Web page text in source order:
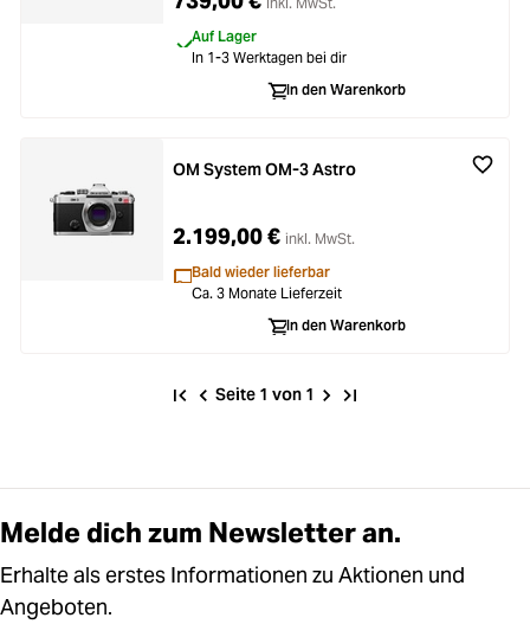
Auf Lager
In 1-3 Werktagen bei dir
In den Warenkorb
OM System OM-3 Astro
2.199,00 € inkl. MwSt.
Bald wieder lieferbar
Ca. 3 Monate Lieferzeit
In den Warenkorb
Seite 1 von 1
Melde dich zum Newsletter an.
Erhalte als erstes Informationen zu Aktionen und
Angeboten.